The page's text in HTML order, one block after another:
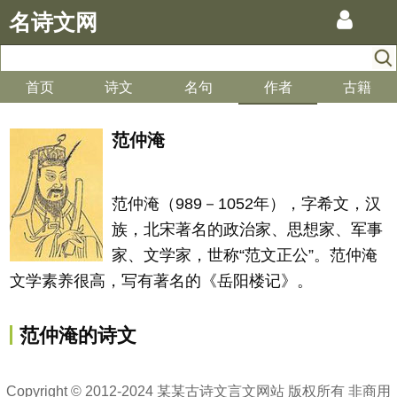
名诗文网
首页 诗文 名句 作者 古籍
范仲淹
范仲淹（989－1052年），字希文，汉
族，北宋著名的政治家、思想家、军事
家、文学家，世称“范文正公”。范仲淹
文学素养很高，写有著名的《岳阳楼记》。
范仲淹的诗文
Copyright © 2012-2024 某某古诗文言文网站 版权所有 非商用